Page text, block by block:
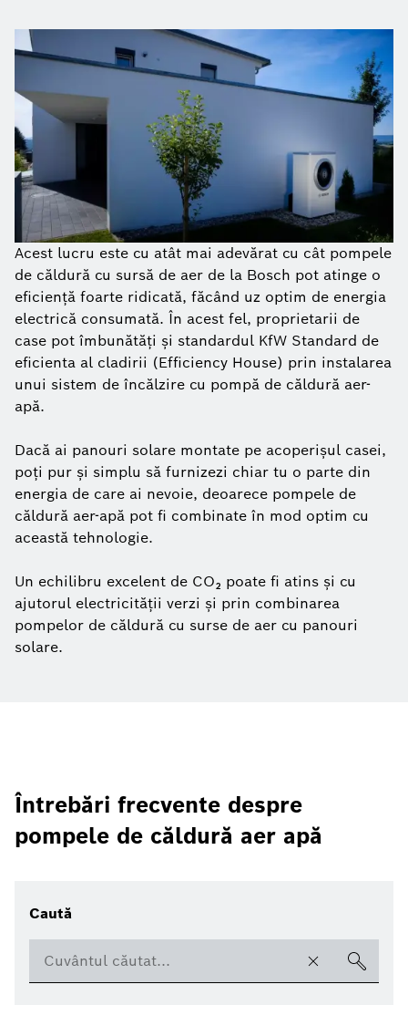
Acest lucru este cu atât mai adevărat cu cât pompele
de căldură cu sursă de aer de la Bosch pot atinge o
eficiență foarte ridicată, făcând uz optim de energia
electrică consumată. În acest fel, proprietarii de
case pot îmbunătăți și standardul KfW Standard de
eficienta al cladirii (Efficiency House) prin instalarea
unui sistem de încălzire cu pompă de căldură aer-
apă.
Dacă ai panouri solare montate pe acoperișul casei,
poți pur și simplu să furnizezi chiar tu o parte din
energia de care ai nevoie, deoarece pompele de
căldură aer-apă pot fi combinate în mod optim cu
această tehnologie.
Un echilibru excelent de CO₂ poate fi atins și cu
ajutorul electricității verzi și prin combinarea
pompelor de căldură cu surse de aer cu panouri
solare.
Întrebări frecvente despre
pompele de căldură aer apă
Caută